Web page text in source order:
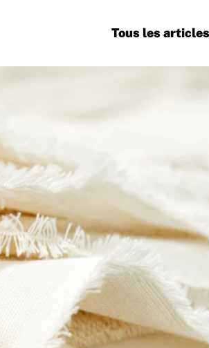
Tous les articles